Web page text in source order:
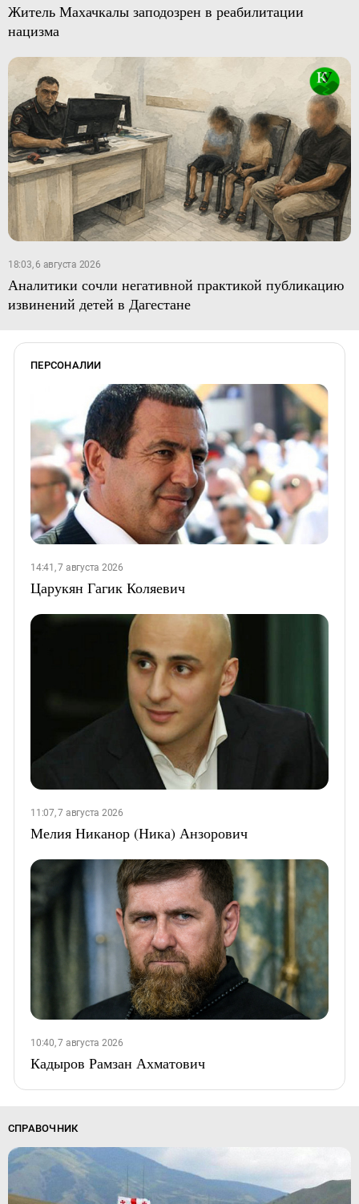
Житель Махачкалы заподозрен в реабилитации
нацизма
18:03, 6 августа 2026
Аналитики сочли негативной практикой публикацию
извинений детей в Дагестане
ПЕРСОНАЛИИ
14:41, 7 августа 2026
Царукян Гагик Коляевич
11:07, 7 августа 2026
Мелия Никанор (Ника) Анзорович
10:40, 7 августа 2026
Кадыров Рамзан Ахматович
СПРАВОЧНИК